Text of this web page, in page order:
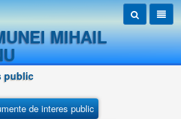
MIHAIL
public
de interes public